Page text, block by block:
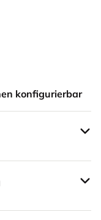
konfigurierbar